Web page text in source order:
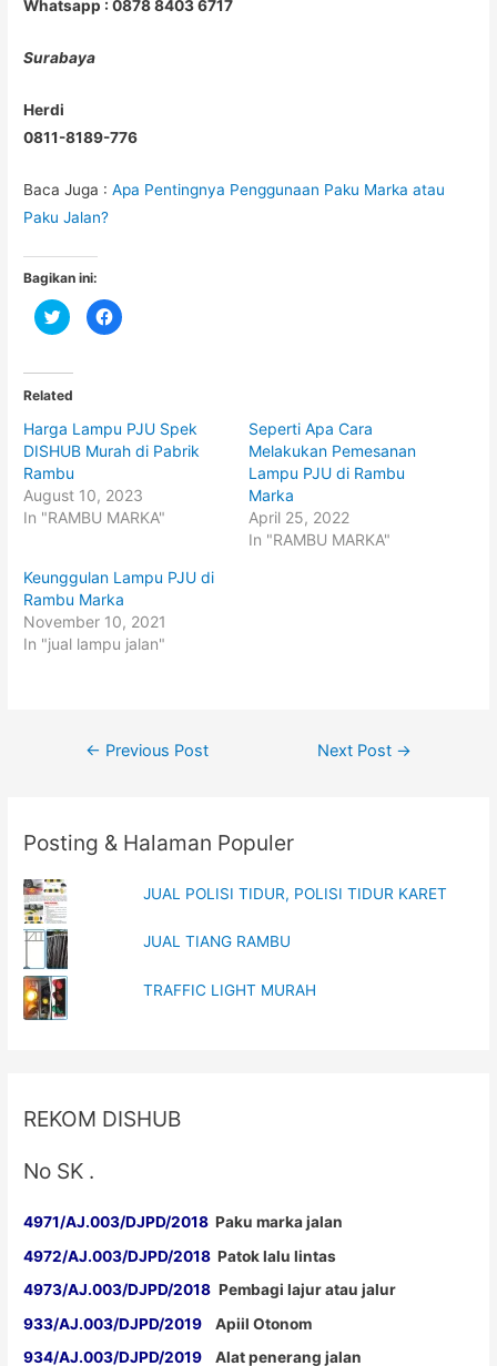
Whatsapp : 0878 8403 6717
Surabaya
Herdi
0811-8189-776
Baca Juga :Apa Pentingnya Penggunaan Paku Marka atau
Paku Jalan?
Bagikan ini:
C
l
t
o
s
a
r
e
o
n
T
w
i
r
(
O
p
e
n
C
l
a
r
e
n
F
a
c
o
k
(
O
p
e
w
Related
Harga Lampu PJU Spek
DISHUB Murah di Pabrik
Rambu
August 10, 2023
In "RAMBU MARKA"
Seperti Apa Cara
Melakukan Pemesanan
Lampu PJU di Rambu
Marka
April 25, 2022
In "RAMBU MARKA"
Keunggulan Lampu PJU di
Rambu Marka
November 10, 2021
In "jual lampu jalan"
Post
← Previous Post Next Post →
Posting & Halaman Populer
JUAL POLISI TIDUR, POLISI TIDUR KARET
JUAL TIANG RAMBU
TRAFFIC LIGHT MURAH
REKOM DISHUB
No SK .
4971/AJ.003/DJPD/2018 Paku marka jalan
4972/AJ.003/DJPD/2018 Patok lalu lintas
4973/AJ.003/DJPD/2018 Pembagi lajur atau jalur
933/AJ.003/DJPD/2019 Apiil Otonom
934/AJ.003/DJPD/2019 Alat penerang jalan